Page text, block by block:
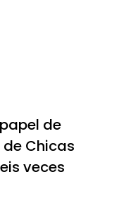
de
Chicas
veces